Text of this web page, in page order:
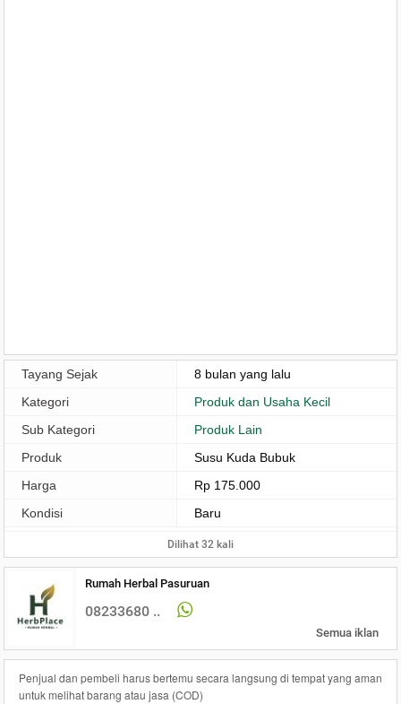
Tayang Sejak
8 bulan yang lalu
Kategori
Produk dan Usaha Kecil
Sub Kategori
Produk Lain
Produk
Susu Kuda Bubuk
Harga
Rp 175.000
Kondisi
Baru
Dilihat 32 kali
Rumah Herbal Pasuruan
08233680 ..
Semua iklan
Penjual dan pembeli harus bertemu secara langsung di tempat yang aman
untuk melihat barang atau jasa (COD)